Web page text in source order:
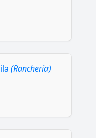
(Ranchería)